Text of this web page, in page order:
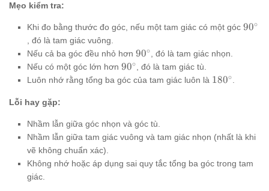
Mẹo kiểm tra:
Khi đo bằng thước đo góc, nếu một tam giác có một góc 90∘
, đó là tam giác vuông.
Nếu cả ba góc đều nhỏ hơn 90^\circ
90∘
, đó là tam giác nhọn.
Nếu có một góc lớn hơn 90^\circ
90∘
, đó là tam giác tù.
Luôn nhớ rằng tổng ba góc của tam giác luôn là 180^\circ
180∘
Lỗi hay gặp:
Nhầm lẫn giữa góc nhọn và góc tù.
Nhầm lẫn giữa tam giác vuông và tam giác nhọn (nhất là khi
vẽ không chuẩn xác).
Không nhớ hoặc áp dụng sai quy tắc tổng ba góc trong tam
giác.